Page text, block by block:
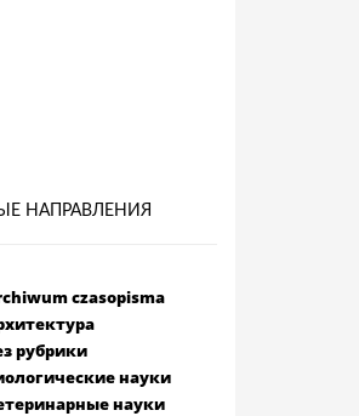
НАПРАВЛЕНИЯ
czasopisma
рубрики
науки
науки